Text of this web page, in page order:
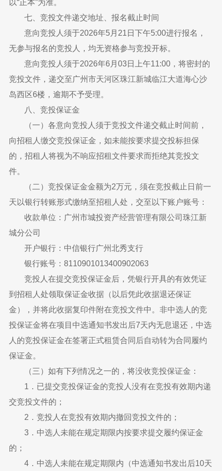
以“正本”为准。
七、竞投文件递交地址、报名截止时间
意向竞投人须于2026年5月21日下午5:00进行报名，
无参与报名的竞投人，均无资格参与竞投开标。
意向竞投人须于2026年6月03日上午11:00，将密封的
竞投文件，递交至广州市天河区珠江新城临江大道海心沙
岛西区6楼，逾期不予受理。
八、竞投保证金
（一）各意向竞投人须于竞投文件递交截止时间前，
向招租人缴交竞投保证金，如未能按要求提交投标担保
的，招租人将视为不响应招租文件要求而拒绝其竞投文
件。
（二）竞投保证金金额为2万元，须在竞投截止日前一
天以银行转账形式缴纳至招租人处，交至以下账户账号：
收款单位：广州市城投资产经营管理有限公司珠江新
城分公司
开户银行：中信银行广州北秀支行
银行账号：8110901013400902063
竞投人在提交竞投保证金后，凭银行开具的有效凭证
到招租人处领取保证金收据（以后凭此收据退还保证
金），并将此收据复印件附在竞投文件中。非中选人的竞
投保证金将在项目中选通知书发出后7天内无息退还，中选
人的竞投保证金在签署正式租赁合同后自动转为合同履约
保证金。
（三）如有下列情况之一的，将没收竞投保证金：
1．已提交竞投保证金的竞投人没有在竞投有效期内递
交竞投文件的；
2．竞投人在竞投有效期内撤回竞投文件的；
3．中选人未能在规定期限内按要求提交履约保证金
的；
4．中选人未能在规定期限内（中选通知书发出后10天